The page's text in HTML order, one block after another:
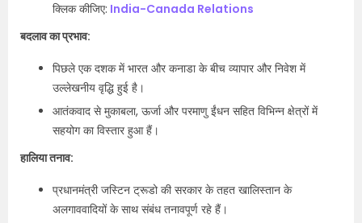
क्लिक कीजिए: India-Canada Relations
बदलाव का प्रभाव:
पिछले एक दशक में भारत और कनाडा के बीच व्यापार और निवेश में
उल्लेखनीय वृद्धि हुई है।
आतंकवाद से मुकाबला, ऊर्जा और परमाणु ईंधन सहित विभिन्न क्षेत्रों में
सहयोग का विस्तार हुआ हैं।
हालिया तनाव:
प्रधानमंत्री जस्टिन ट्रूडो की सरकार के तहत खालिस्तान के
अलगाववादियों के साथ संबंध तनावपूर्ण रहे हैं।